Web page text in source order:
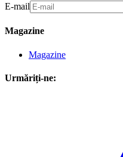
E-mail
Magazine
Magazine
Urmăriți-ne: